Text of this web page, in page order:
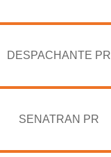
DESPACHANTE PR
SENATRAN PR